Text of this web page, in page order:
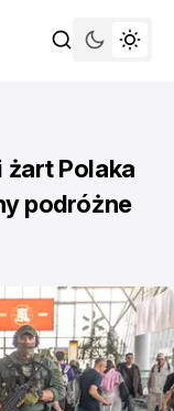
żart Polaka
podróżne